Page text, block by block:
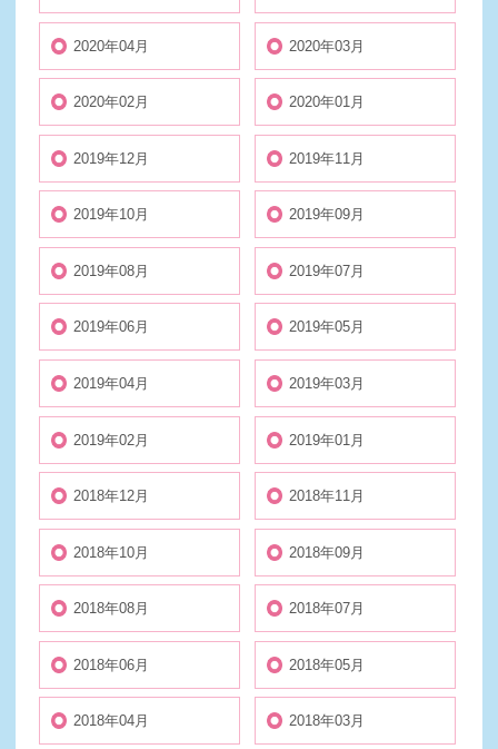
2020年04月 2020年03月
2020年02月 2020年01月
2019年12月 2019年11月
2019年10月 2019年09月
2019年08月 2019年07月
2019年06月 2019年05月
2019年04月 2019年03月
2019年02月 2019年01月
2018年12月 2018年11月
2018年10月 2018年09月
2018年08月 2018年07月
2018年06月 2018年05月
2018年04月 2018年03月